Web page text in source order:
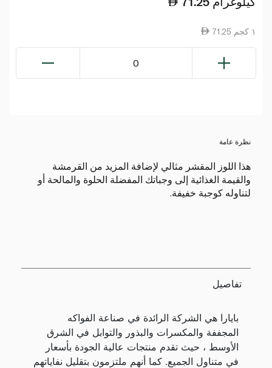
71.25 ١ كجم
0
نظرة عامة
هذا اللوز المقشر مثالي لإضافة المزيد من القرمشة
والقيمة الغذائية إلى وجباتك المفضلة الحلوة والمالحة أو
لتناوله كوجبة خفيفة.
تفاصيل
بايارا هي الشركة الرائدة في صناعة الفواكه
المجففة والمكسرات والبذور والتوابل في الشرق
الأوسط ، حيث تقدم منتجات عالية الجودة بأسعار
في متناول الجميع. كما أنهم ملتزمون بتقليل نفاياتهم